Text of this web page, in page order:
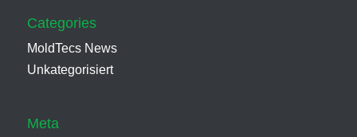
Categories
MoldTecs News
Unkategorisiert
Meta